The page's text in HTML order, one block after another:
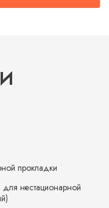
прокладки
нестационарной